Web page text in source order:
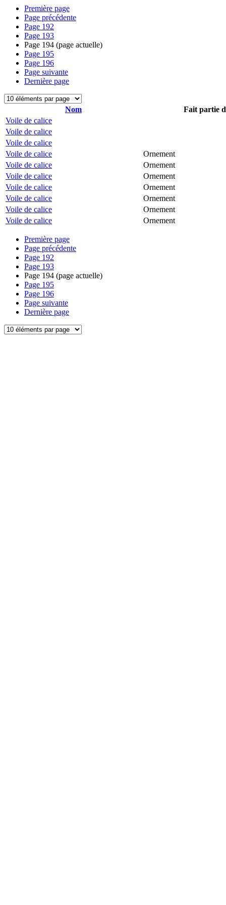
Première page
Page précédente
Page 192
Page 193
Page 194 (page actuelle)
Page 195
Page 196
Page suivante
Dernière page
Nom
Fait partie
Voile de calice
Voile de calice
Voile de calice
Voile de calice
Ornement
Voile de calice
Ornement
Voile de calice
Ornement
Voile de calice
Ornement
Voile de calice
Ornement
Voile de calice
Ornement
Voile de calice
Ornement
Première page
Page précédente
Page 192
Page 193
Page 194 (page actuelle)
Page 195
Page 196
Page suivante
Dernière page